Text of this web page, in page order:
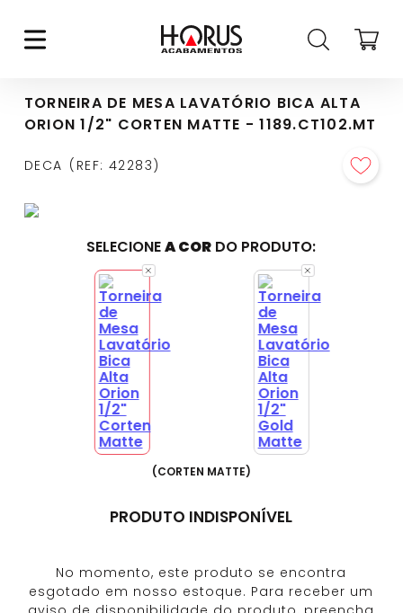
TORNEIRA DE MESA LAVATÓRIO BICA ALTA
ORION 1/2" CORTEN MATTE - 1189.CT102.MT
DECA REF: 42283
SELECIONEA COR DO PRODUTO:
(CORTEN MATTE)
PRODUTO INDISPONÍVEL